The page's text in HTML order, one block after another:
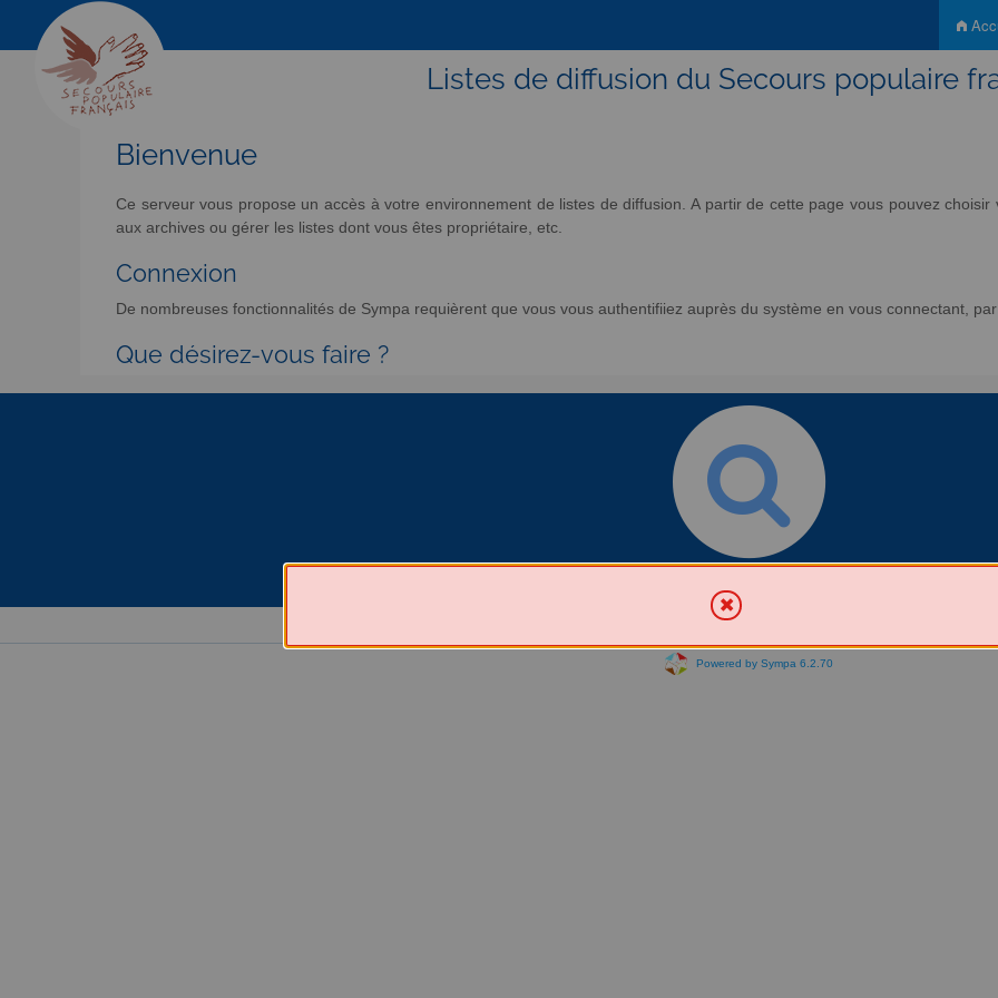
Listes de diffusion du Secours populaire
Bienvenue
Ce serveur vous propose un accès à votre environnement de listes de diffusion. A partir de cette page vous pouvez
aux archives ou gérer les listes dont vous êtes propriétaire, etc.
Connexion
De nombreuses fonctionnalités de Sympa requièrent que vous vous authentifiiez auprès du système en vous connectant,
Que désirez-vous faire ?
Powered by Sympa 6.2.70